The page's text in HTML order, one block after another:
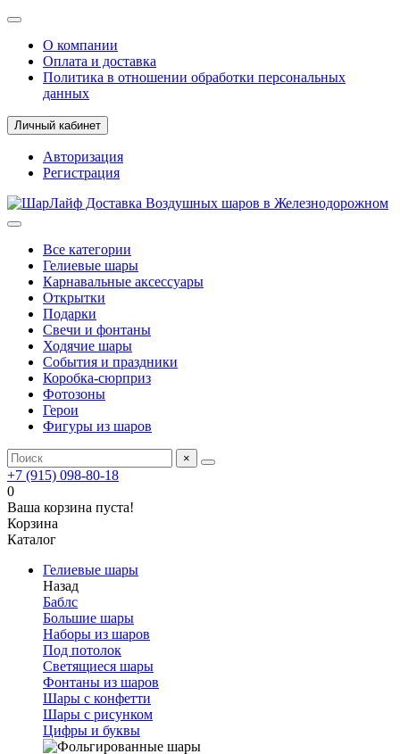
О компании
Оплата и доставка
Политика в отношении обработки персональных
данных
Личный кабинет
Авторизация
Регистрация
Все категории
Гелиевые шары
Карнавальные аксессуары
Открытки
Подарки
Свечи и фонтаны
Ходячие шары
События и праздники
Коробка-сюрприз
Фотозоны
Герои
Фигуры из шаров
×
+7 (915) 098-80-18
0
Ваша корзина пуста!
Корзина
Каталог
Гелиевые шары
Назад
Баблс
Большие шары
Наборы из шаров
Под потолок
Светящиеся шары
Фонтаны из шаров
Шары с конфетти
Шары с рисунком
Цифры и буквы